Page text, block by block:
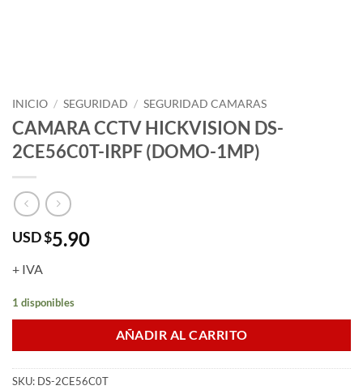
INICIO / SEGURIDAD / SEGURIDAD CAMARAS
CAMARA CCTV HICKVISION DS-
2CE56C0T-IRPF (DOMO-1MP)
USD $5.90
+ IVA
1 disponibles
AÑADIR AL CARRITO
SKU: DS-2CE56C0T